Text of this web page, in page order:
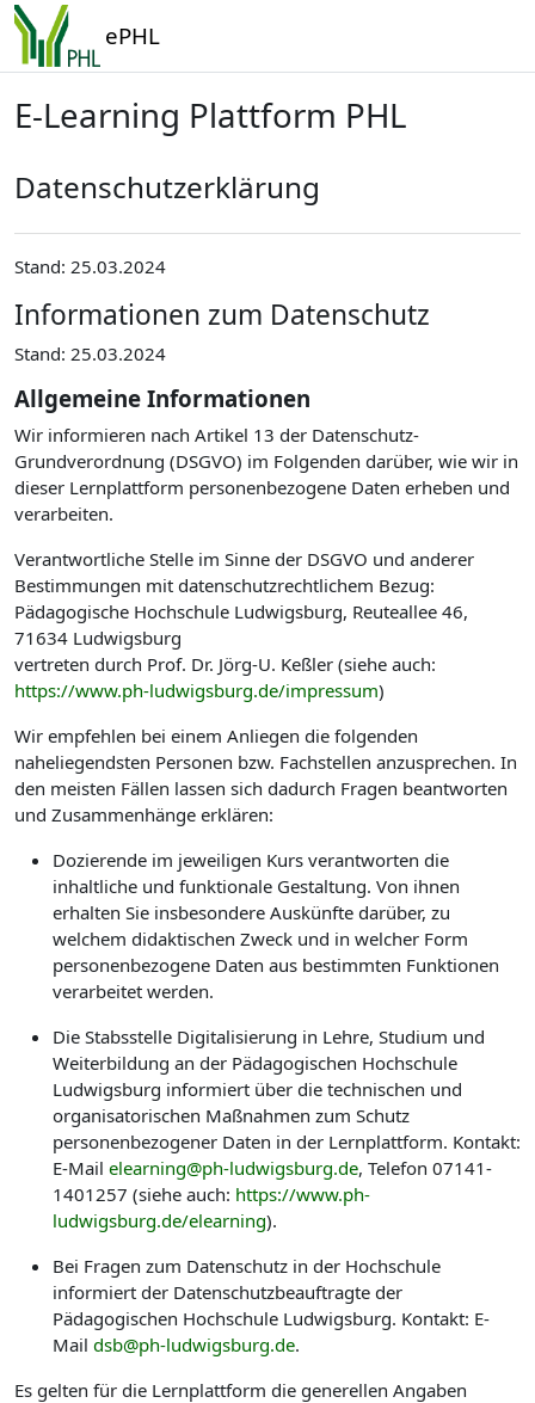
Zum Hauptinhalt
ePHL
E-Learning Plattform PHL
Datenschutzerklärung
Stand: 25.03.2024
Informationen zum Datenschutz
Stand: 25.03.2024
Allgemeine Informationen
Wir informieren nach Artikel 13 der Datenschutz-
Grundverordnung (DSGVO) im Folgenden darüber, wie wir in
dieser Lernplattform personenbezogene Daten erheben und
verarbeiten.
Verantwortliche Stelle im Sinne der DSGVO und anderer
Bestimmungen mit datenschutzrechtlichem Bezug:
Pädagogische Hochschule Ludwigsburg, Reuteallee 46,
71634 Ludwigsburg
vertreten durch Prof. Dr. Jörg-U. Keßler (siehe auch:
https://www.ph-ludwigsburg.de/impressum)
Wir empfehlen bei einem Anliegen die folgenden
naheliegendsten Personen bzw. Fachstellen anzusprechen. In
den meisten Fällen lassen sich dadurch Fragen beantworten
und Zusammenhänge erklären:
Dozierende im jeweiligen Kurs verantworten die
inhaltliche und funktionale Gestaltung. Von ihnen
erhalten Sie insbesondere Auskünfte darüber, zu
welchem didaktischen Zweck und in welcher Form
personenbezogene Daten aus bestimmten Funktionen
verarbeitet werden.
Die Stabsstelle Digitalisierung in Lehre, Studium und
Weiterbildung an der Pädagogischen Hochschule
Ludwigsburg informiert über die technischen und
organisatorischen Maßnahmen zum Schutz
personenbezogener Daten in der Lernplattform. Kontakt:
E-Mail elearning@ph-ludwigsburg.de, Telefon 07141-
1401257 (siehe auch: https://www.ph-
ludwigsburg.de/elearning).
Bei Fragen zum Datenschutz in der Hochschule
informiert der Datenschutzbeauftragte der
Pädagogischen Hochschule Ludwigsburg. Kontakt: E-
Mail dsb@ph-ludwigsburg.de.
Es gelten für die Lernplattform die generellen Angaben